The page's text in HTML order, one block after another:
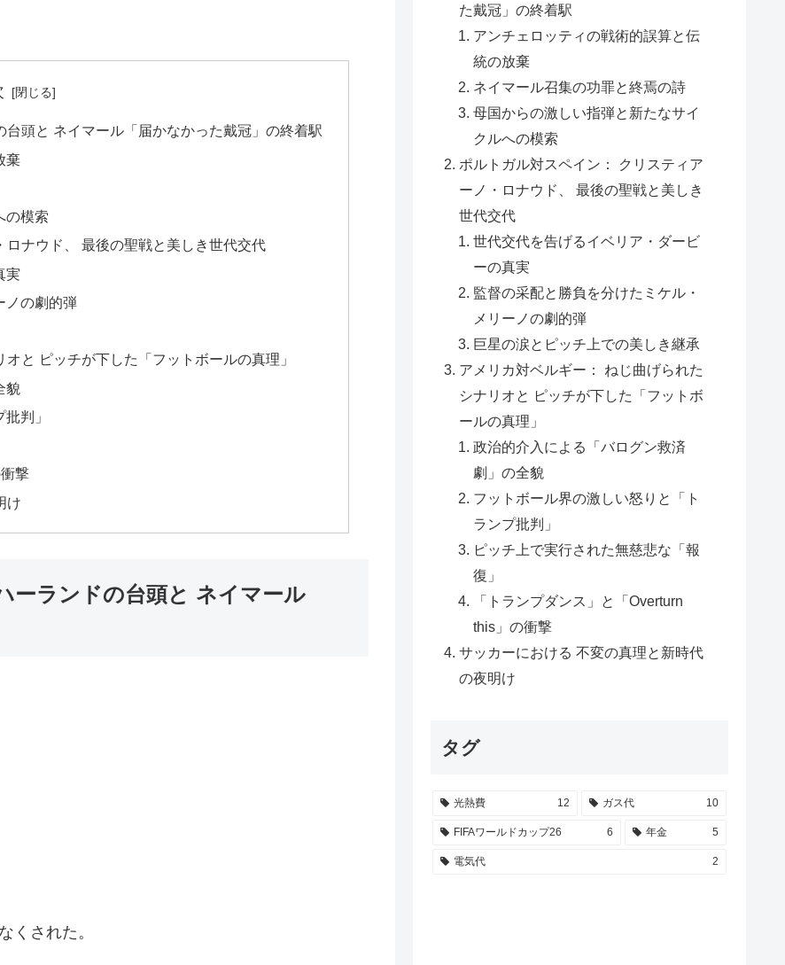
頭と ネイマール「届かなかった戴冠」の終着駅
棄
の模索
ナウド、 最後の聖戦と美しき世代交代
実
ノの劇的弾
と ピッチが下した「フットボールの真理」
貌
判」
撃
け
ーランドの台頭と ネイマール
くされた。
た戴冠」の終着駅
アンチェロッティの戦術的誤算と伝
統の放棄
ネイマール召集の功罪と終焉の詩
母国からの激しい指弾と新たなサイ
クルへの模索
ポルトガル対スペイン： クリスティア
ーノ・ロナウド、 最後の聖戦と美しき
世代交代
世代交代を告げるイベリア・ダービ
ーの真実
監督の采配と勝負を分けたミケル・
メリーノの劇的弾
巨星の涙とピッチ上での美しき継承
アメリカ対ベルギー： ねじ曲げられた
シナリオと ピッチが下した「フットボ
ールの真理」
政治的介入による「バログン救済
劇」の全貌
フットボール界の激しい怒りと「ト
ランプ批判」
ピッチ上で実行された無慈悲な「報
復」
「トランプダンス」と「Overturn
this」の衝撃
サッカーにおける 不変の真理と新時代
の夜明け
タグ
光熱費 12 ガス代 10
FIFAワールドカップ26 6 年金 5
電気代 2